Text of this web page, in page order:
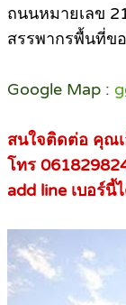
ถนนหมายเลข
สรรพากรพื้นที่ข
Google Map :
สนใจติดต่อ คุณ
โทร
add line เบอร์นี้